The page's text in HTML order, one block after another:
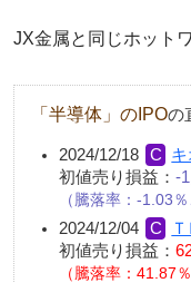
JX金属と同じホット
「半導体」のIPOの
2024/12/18
初値売り損益： -
（騰落率：-1.03
2024/12/04
初値売り損益：
（騰落率：41.87